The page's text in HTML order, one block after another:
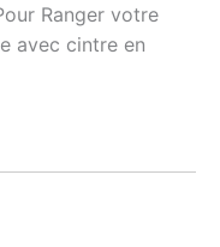
Ranger votre
avec cintre en